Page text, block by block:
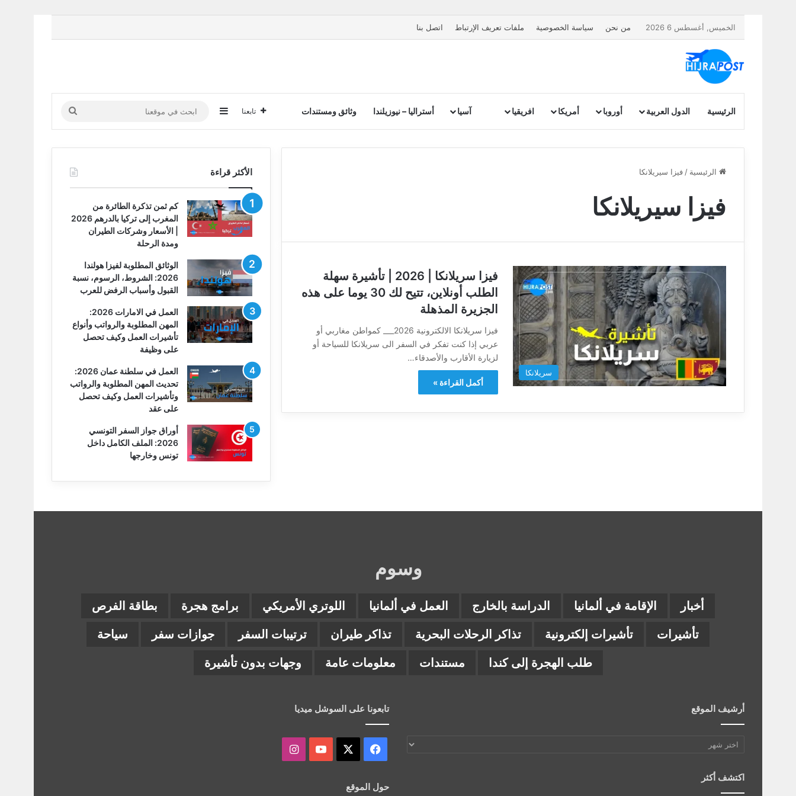
الخميس, أغسطس 6 2026 من نحن سياسة الخصوصية ملفات تعريف الإرتباط اتصل بنا
الرئيسية الدول العربية أوروبا أمريكا افريقيا آسيا أستراليا – نيوزيلندا وثائق ومستندات تابعنا إضافة عمود جانبي
ابحث
في
الرئيسية / فيزا سيريلانكا
فيزا سيريلانكا
سريلانكا
فيزا سريلانكا | 2026 | تأشيرة سهلة
الطلب أونلاين، تتيح لك 30 يوما على هذه
الجزيرة المذهلة
فيزا سريلانكا الالكترونية 2026___ كمواطن مغاربي أو
عربي إذا كنت تفكر في السفر الى سريلانكا للسياحة أو
لزيارة الأقارب والأصدقاء…
أكمل القراءة »
الأكثر قراءة
كم ثمن تذكرة الطائرة من
المغرب إلى تركيا بالدرهم 2026
| الأسعار وشركات الطيران
ومدة الرحلة
الوثائق المطلوبة لفيزا هولندا
2026: الشروط، الرسوم، نسبة
القبول وأسباب الرفض للعرب
العمل في الامارات 2026:
المهن المطلوبة والرواتب وأنواع
تأشيرات العمل وكيف تحصل
على وظيفة
العمل في سلطنة عمان 2026:
تحديث المهن المطلوبة والرواتب
وتأشيرات العمل وكيف تحصل
على عقد
أوراق جواز السفر التونسي
2026: الملف الكامل داخل
تونس وخارجها
وسوم
أخبار الإقامة في ألمانيا الدراسة بالخارج العمل في ألمانيا اللوتري الأمريكي برامج هجرة
بطاقة الفرص
تأشيرات
تأشيرات إلكترونية تذاكر الرحلات البحرية تذاكر طيران ترتيبات السفر جوازات سفر
سياحة
طلب الهجرة إلى كندا
مستندات معلومات عامة وجهات بدون تأشيرة
أرشيف الموقع
أرشيف
اكتشف أكثر
تابعونا على السوشل ميديا
فيسبوك ‫YouTubeانستقرام
حول الموقع